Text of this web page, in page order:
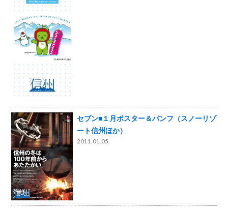
セブン■１月ポスター＆パンフ（スノーリゾ
ート信州ほか）
2011.01.05